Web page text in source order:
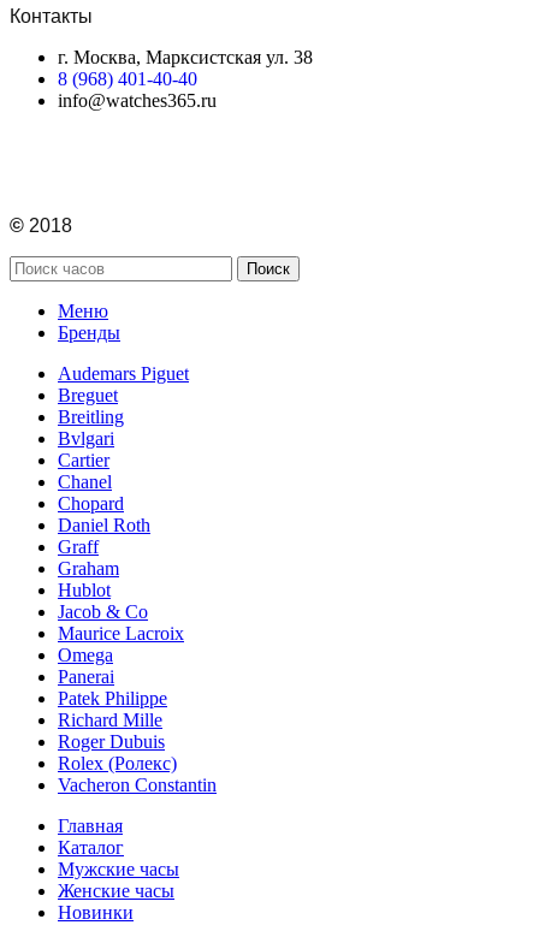
Контакты
г. Москва, Марксистская ул. 38
8 (968) 401-40-40
info@watches365.ru
© 2018
Поиск
Меню
Бренды
Audemars Piguet
Breguet
Breitling
Bvlgari
Cartier
Chanel
Chopard
Daniel Roth
Graff
Graham
Hublot
Jacob & Co
Maurice Lacroix
Omega
Panerai
Patek Philippe
Richard Mille
Roger Dubuis
Rolex (Ролекс)
Vacheron Constantin
Главная
Каталог
Мужские часы
Женские часы
Новинки